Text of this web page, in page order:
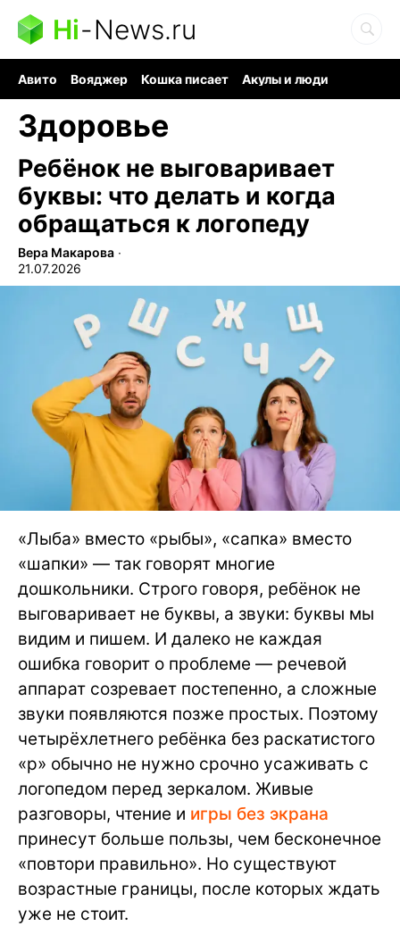
Hi-News.ru
Авито Вояджер Кошка писает
Акулы и люди
Здоровье
Ребёнок не выговаривает
буквы: что делать и когда
обращаться к логопеду
Вера Макарова ∙
21.07.2026
«Лыба» вместо «рыбы», «сапка» вместо
«шапки» — так говорят многие
дошкольники. Строго говоря, ребёнок не
выговаривает не буквы, а звуки: буквы мы
видим и пишем. И далеко не каждая
ошибка говорит о проблеме — речевой
аппарат созревает постепенно, а сложные
звуки появляются позже простых. Поэтому
четырёхлетнего ребёнка без раскатистого
«р» обычно не нужно срочно усаживать с
логопедом перед зеркалом. Живые
разговоры, чтение и игры без экрана
принесут больше пользы, чем бесконечное
«повтори правильно». Но существуют
возрастные границы, после которых ждать
уже не стоит.